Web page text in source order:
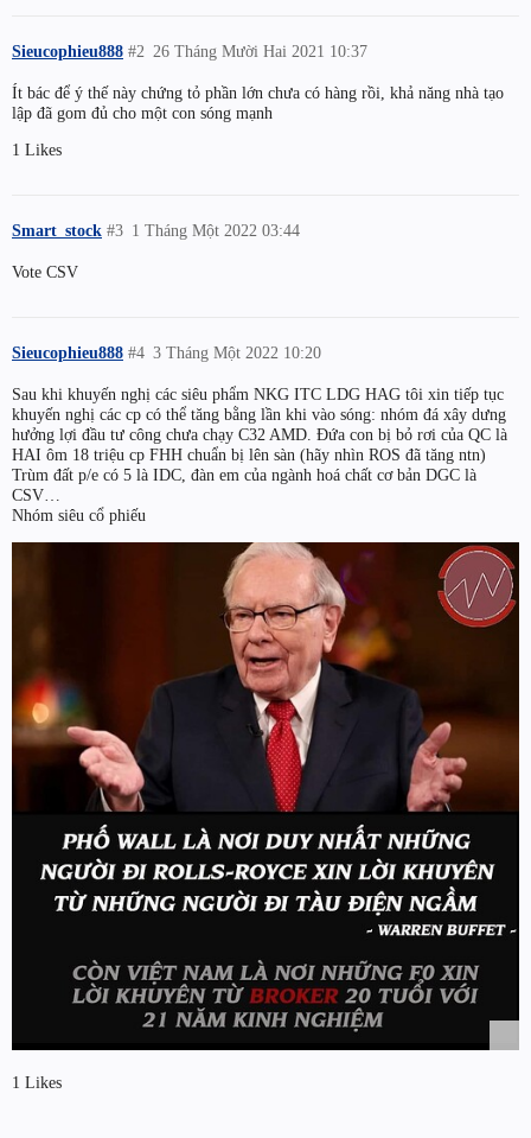
Sieucophieu888 26 Tháng Mười Hai 2021 10:37
#2
Ít bác để ý thế này chứng tỏ phần lớn chưa có hàng rồi, khả năng nhà tạo
lập đã gom đủ cho một con sóng mạnh
1 Likes
Smart_stock 1 Tháng Một 2022 03:44
#3
Vote CSV
Sieucophieu888 3 Tháng Một 2022 10:20
#4
Sau khi khuyến nghị các siêu phẩm NKG ITC LDG HAG tôi xin tiếp tục
khuyến nghị các cp có thể tăng bằng lần khi vào sóng: nhóm đá xây dưng
hưởng lợi đầu tư công chưa chạy C32 AMD. Đứa con bị bỏ rơi của QC là
HAI ôm 18 triệu cp FHH chuẩn bị lên sàn (hãy nhìn ROS đã tăng ntn)
Trùm đất p/e có 5 là IDC, đàn em của ngành hoá chất cơ bản DGC là
CSV…
Nhóm siêu cổ phiếu
1 Likes